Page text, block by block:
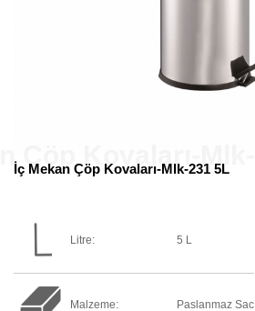
İç Mekan Çöp Kovaları-Mlk-231 5L
Litre: 5 L
Malzeme: Paslanmaz Sac